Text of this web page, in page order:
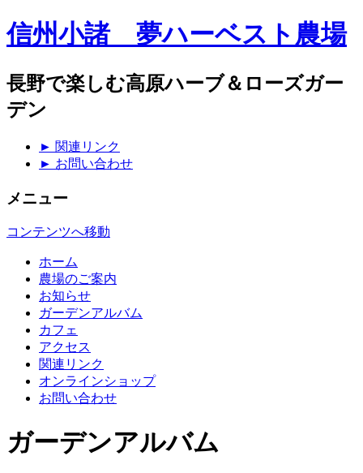
信州小諸 夢ハーベスト農場
長野で楽しむ高原ハーブ＆ローズガー
デン
► 関連リンク
► お問い合わせ
メニュー
コンテンツへ移動
ホーム
農場のご案内
お知らせ
ガーデンアルバム
カフェ
アクセス
関連リンク
オンラインショップ
お問い合わせ
ガーデンアルバム